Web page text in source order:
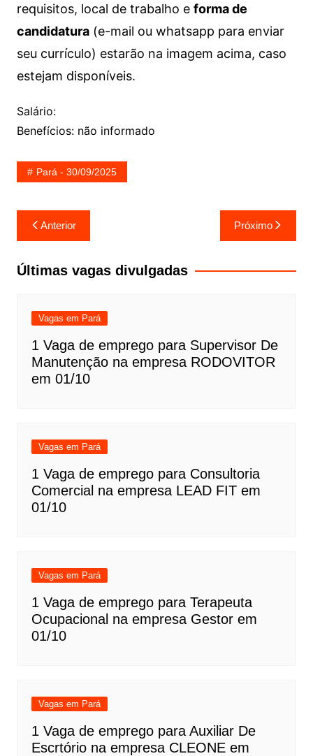
requisitos, local de trabalho e forma de
candidatura(e-mail ou whatsapp para enviar
seu currículo) estarão na imagem acima, caso
estejam disponíveis.
Salário:
Benefícios: não informado
Pará - 30/09/2025
Navegação
de
Post
Anterior Próximo
Últimas vagas divulgadas
Vagas em Pará
1 Vaga de emprego para Supervisor De
Manutenção na empresa RODOVITOR
em 01/10
Vagas em Pará
1 Vaga de emprego para Consultoria
Comercial na empresa LEAD FIT em
01/10
Vagas em Pará
1 Vaga de emprego para Terapeuta
Ocupacional na empresa Gestor em
01/10
Vagas em Pará
1 Vaga de emprego para Auxiliar De
Escrtório na empresa CLEONE em